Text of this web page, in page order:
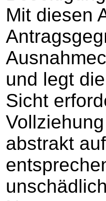
Mit diesen
und legt
Sicht
abstrakt